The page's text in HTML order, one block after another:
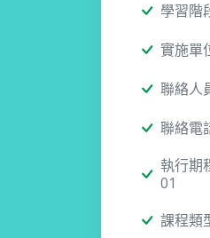
學習階
實施單
聯絡人
聯絡電
執行期
01
課程類